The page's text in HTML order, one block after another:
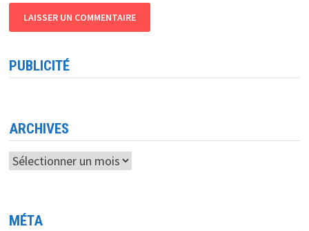
PUBLICITÉ
ARCHIVES
Archives
MÉTA